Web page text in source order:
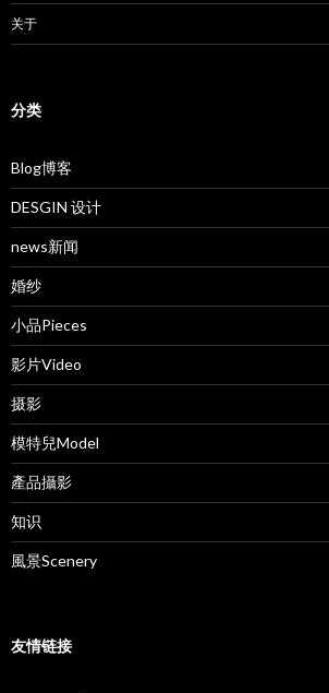
关于
分类
Blog博客
DESGIN 设计
news新闻
婚纱
小品Pieces
影片Video
摄影
模特兒Model
產品攝影
知识
風景Scenery
友情链接